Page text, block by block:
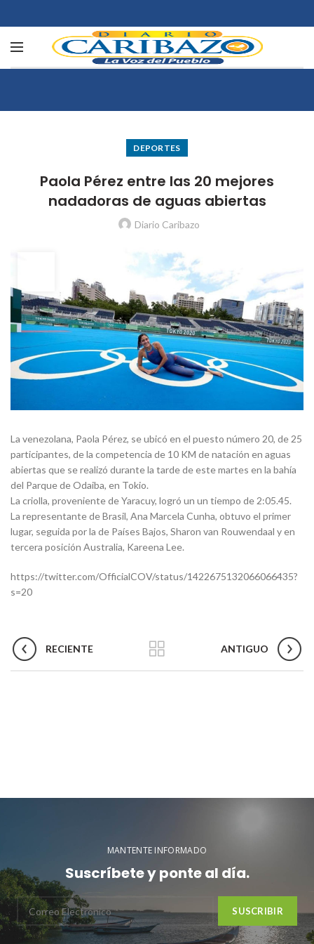
DEPORTES
Paola Pérez entre las 20 mejores
nadadoras de aguas abiertas
Diario Caribazo
La venezolana, Paola Pérez, se ubicó en el puesto número 20, de 25
participantes, de la competencia de 10 KM de natación en aguas
abiertas que se realizó durante la tarde de este martes en la bahía
del Parque de Odaiba, en Tokio.
La criolla, proveniente de Yaracuy, logró un un tiempo de 2:05.45.
La representante de Brasil, Ana Marcela Cunha, obtuvo el primer
lugar, seguida por la de Países Bajos, Sharon van Rouwendaal y en
tercera posición Australia, Kareena Lee.
https://twitter.com/OfficialCOV/status/1422675132066066435?
s=20
RECIENTE ANTIGUO
MANTENTE INFORMADO
Suscríbete y ponte al día.